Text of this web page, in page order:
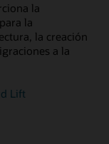
la
la
la creación
a la
Lift